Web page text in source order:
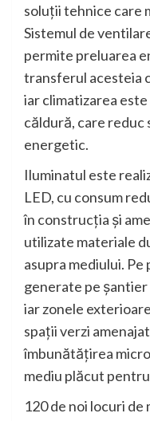
soluții tehnice care
Sistemul de
permite preluarea
transferul acesteia
iar climatizarea
căldură, care reduc
energetic.
Iluminatul este
LED, cu consum
în construcția și
utilizate materiale
asupra mediului.
generate pe
iar zonele
spații verzi
îmbunătățirea
mediu plăcut
120 de noi locuri